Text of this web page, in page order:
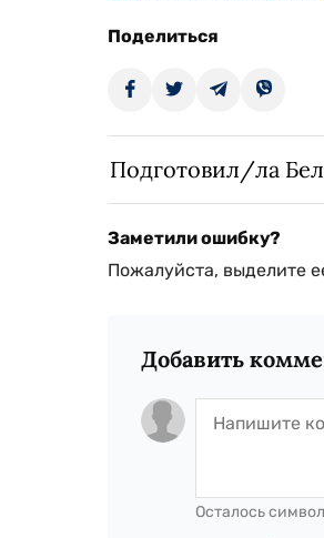
Поделиться
Подготовил/ла
Заметили ошибку?
Пожалуйста, выделите
Добавить
Осталось